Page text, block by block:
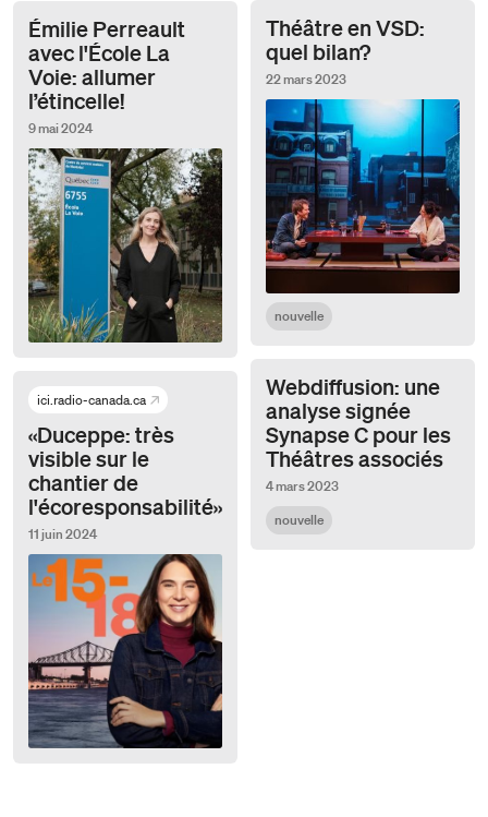
Émilie Perreault
avec l'École La
Voie: allumer
l’étincelle!
9 mai 2024
ici.radio-canada.ca
«Duceppe: très
visible sur le
chantier de
l'écoresponsabilité»
11 juin 2024
Théâtre en VSD:
quel bilan?
22 mars 2023
nouvelle
Webdiffusion: une
analyse signée
Synapse C pour les
Théâtres associés
4 mars 2023
nouvelle